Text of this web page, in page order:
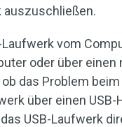
auszuschließen.
Laufwerk vom
oder über
das Problem beim
über einen
USB-Laufwerk